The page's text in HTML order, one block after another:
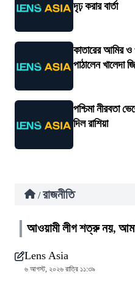
দৃঢ় করার বার্তা
কাতারের আমির
পাঠালেন খালেদা
পশ্চিমা নীরবতা
দিল রাশিয়া
/ রাজনীতি
আওয়ামী লীগ শত্রু নয়,
Lens Asia
৬ আগস্ট, ২০২৬ রাত্রি ১১:৩৯